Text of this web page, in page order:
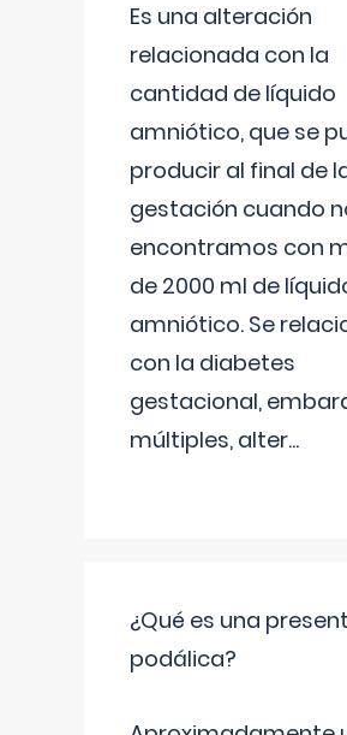
Es una alteración
relacionada con la
cantidad de líquido
amniótico, que se
producir al final de
gestación cuando
encontramos con
de 2000 ml de
amniótico. Se
con la diabetes
gestacional,
múltiples, alter...
¿Qué es una
podálica?